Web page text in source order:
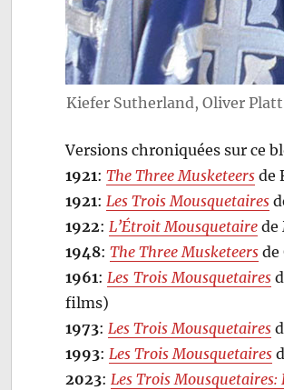
Kiefer Sutherland, Oliver
Versions chroniquées sur ce
1921:The Three Musketeers de
1921:Les Trois Mousquetaires
1922:L’Étroit Mousquetaire de
1948:The Three Musketeers de
1961:Les Trois Mousquetaires
films)
1973:Les Trois Mousquetaires
1993:Les Trois Mousquetaires
2023:Les Trois Mousquetaires: